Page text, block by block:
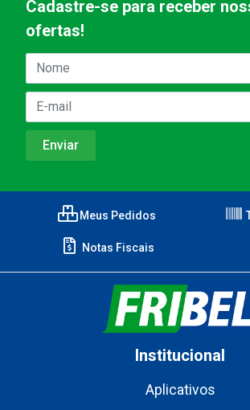
Cadastre-se para receber
ofertas!
Meus Pedidos
Notas Fiscais
Institucional
Aplicativos